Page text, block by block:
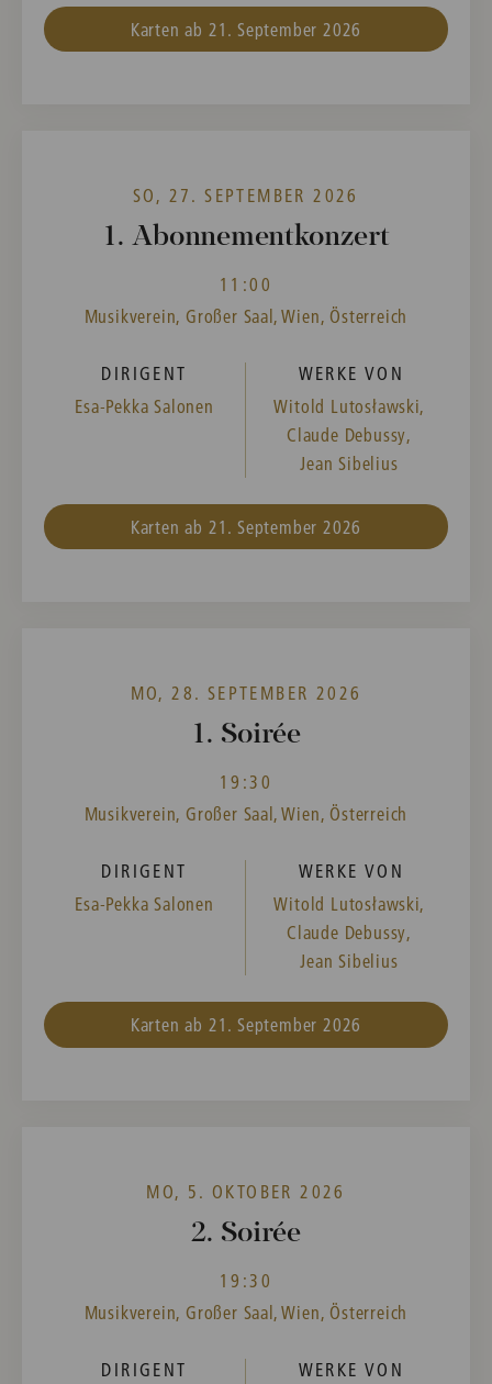
Karten ab 21. September 2026
SO, 27. SEPTEMBER 2026
1. Abonnementkonzert
11:00
Musikverein, Großer Saal, Wien, Österreich
DIRIGENT
Esa-Pekka Salonen
WERKE VON
Witold Lutosławski,
Claude Debussy,
Jean Sibelius
Karten ab 21. September 2026
MO, 28. SEPTEMBER 2026
1. Soirée
19:30
Musikverein, Großer Saal, Wien, Österreich
DIRIGENT
Esa-Pekka Salonen
WERKE VON
Witold Lutosławski,
Claude Debussy,
Jean Sibelius
Karten ab 21. September 2026
MO, 5. OKTOBER 2026
2. Soirée
19:30
Musikverein, Großer Saal, Wien, Österreich
DIRIGENT
WERKE VON